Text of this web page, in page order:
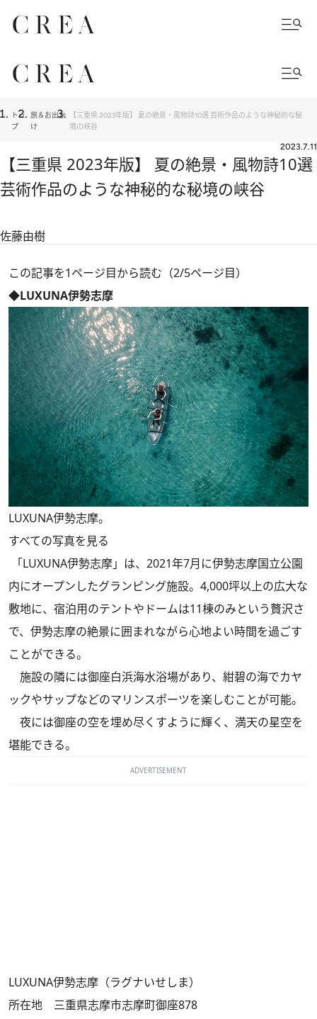
トッ
プ
旅＆お出か
け
【三重県 2023年版】 夏の絶景・風物詩10選 芸術作品のような神秘的な秘
境の峡谷
2023.7.11
【三重県 2023年版】 夏の絶景・風物詩10選
芸術作品のような神秘的な秘境の峡谷
佐藤由樹
この記事を1ページ目から読む（2/5ページ目）
◆LUXUNA伊勢志摩
LUXUNA伊勢志摩。
すべての写真を見る
「LUXUNA伊勢志摩」は、2021年7月に伊勢志摩国立公園
内にオープンしたグランピング施設。4,000坪以上の広大な
敷地に、宿泊用のテントやドームは11棟のみという贅沢さ
で、伊勢志摩の絶景に囲まれながら心地よい時間を過ごす
ことができる。
施設の隣には御座白浜海水浴場があり、紺碧の海でカヤ
ックやサップなどのマリンスポーツを楽しむことが可能。
夜には御座の空を埋め尽くすように輝く、満天の星空を
堪能できる。
ADVERTISEMENT
LUXUNA伊勢志摩（ラグナいせしま）
所在地 三重県志摩市志摩町御座878